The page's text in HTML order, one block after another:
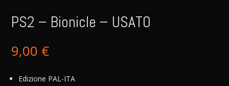
PS2 – Bionicle – USATO
9,00 €
Edizione PAL-ITA